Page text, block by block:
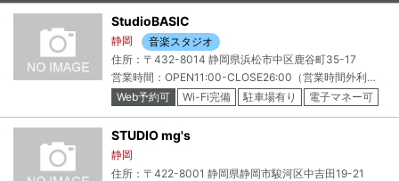
StudioBASIC
静岡
音楽スタジオ
住所：〒432-8014 静岡県浜松市中区鹿谷町35-17
営業時間：OPEN11:00-CLOSE26:00（営業時間外利用可）TEL 053-548-0144（電話対応11:00-0:00）定休日なし・臨時休業あり－お電話繋がらない場合は直通でお願いいたします。
Web予約可
Wi-Fi完備 駐車場有り 電子マネー可
STUDIO mg's
静岡
住所：〒422-8001 静岡県静岡市駿河区中吉田19-21